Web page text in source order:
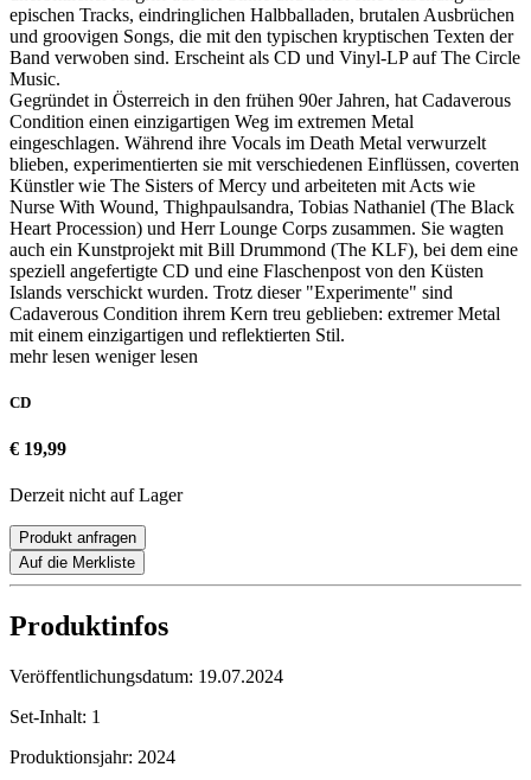
epischen Tracks, eindringlichen Halbballaden, brutalen Ausbrüchen
und groovigen Songs, die mit den typischen kryptischen Texten der
Band verwoben sind. Erscheint als CD und Vinyl-LP auf The Circle
Music.
Gegründet in Österreich in den frühen 90er Jahren, hat Cadaverous
Condition einen einzigartigen Weg im extremen Metal
eingeschlagen. Während ihre Vocals im Death Metal verwurzelt
blieben, experimentierten sie mit verschiedenen Einflüssen, coverten
Künstler wie The Sisters of Mercy und arbeiteten mit Acts wie
Nurse With Wound, Thighpaulsandra, Tobias Nathaniel (The Black
Heart Procession) und Herr Lounge Corps zusammen. Sie wagten
auch ein Kunstprojekt mit Bill Drummond (The KLF), bei dem eine
speziell angefertigte CD und eine Flaschenpost von den Küsten
Islands verschickt wurden. Trotz dieser "Experimente" sind
Cadaverous Condition ihrem Kern treu geblieben: extremer Metal
mit einem einzigartigen und reflektierten Stil.
mehr lesen weniger lesen
CD
€ 19,99
Derzeit nicht auf Lager
Produkt anfragen
Auf die Merkliste
Produktinfos
Veröffentlichungsdatum: 19.07.2024
Set-Inhalt: 1
Produktionsjahr: 2024